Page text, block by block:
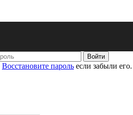
Восстановите пароль если забыли его.